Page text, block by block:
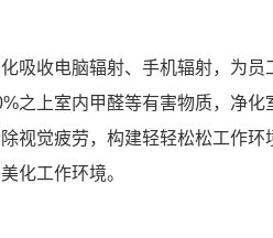
吸收电脑辐射、手机辐射，为员
之上室内甲醛等有害物质，净化
视觉疲劳，构建轻轻松松工作环
化工作环境。